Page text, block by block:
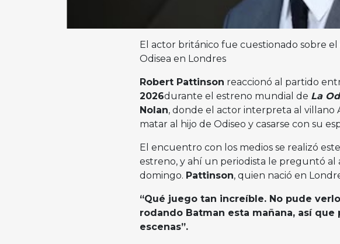
El actor británico fue cuestionado sobre
Odisea en Londres
Robert Pattinson reaccionó al partido
2026durante el estreno mundial de La
Nolan, donde el actor interpreta al villano
matar al hijo de Odiseo y casarse con su
El encuentro con los medios se realizó
estreno, y ahí un periodista le preguntó al
domingo. Pattinson, quien nació en
“Qué juego tan increíble. No pude
rodando Batman esta mañana, así
escenas”.